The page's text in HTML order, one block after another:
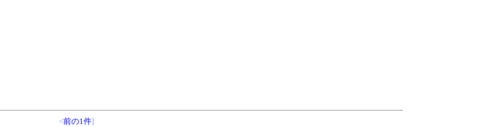
<前の1件]